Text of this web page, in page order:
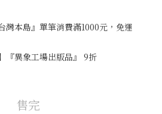
灣本島』單筆消費滿1000元，免運
『異象工場出版品』 9折
售完